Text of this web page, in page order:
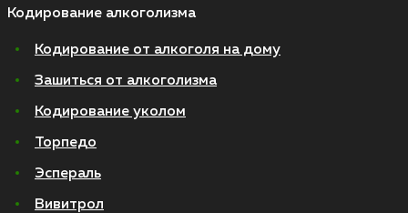
Кодирование алкоголизма
Кодирование от алкоголя на дому
Зашиться от алкоголизма
Кодирование уколом
Торпедо
Эспераль
Вивитрол